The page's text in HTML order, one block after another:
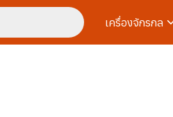
เครื่องจักรกล